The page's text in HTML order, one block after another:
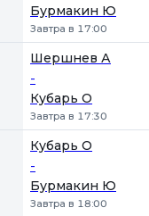
Бурмакин Ю
Завтра в 17:00
Шершнев А
-
Кубарь О
Завтра в 17:30
Кубарь О
-
Бурмакин Ю
Завтра в 18:00